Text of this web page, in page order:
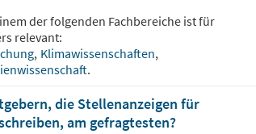
der folgenden Fachbereiche ist für
relevant:
, Klimawissenschaften,
.
die Stellenanzeigen für
am gefragtesten?